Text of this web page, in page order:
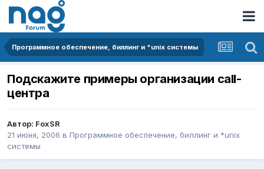
Программное обеспечение, биллинг и *unix системы
Подскажите примеры организации call-
центра
Автор: FoxSR
21 июня, 2006 в Программное обеспечение, биллинг и *unix
системы